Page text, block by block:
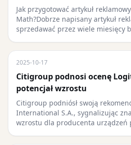
Jak przygotować artykuł
Math?Dobrze napisany artykuł
sprzedawać przez wiele miesięcy
2025-10-17
Citigroup podnosi ocenę
potencjał wzrostu
Citigroup podniósł swoją
International S.A., sygnalizując
wzrostu dla producenta urządzeń